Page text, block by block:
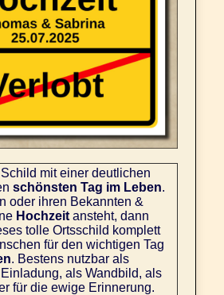
mit einer deutlichen
schönsten Tag im Leben.
oder ihren Bekannten &
Hochzeitansteht, dann
tolle Ortsschild komplett
für den wichtigen Tag
. Bestens nutzbar als
als Wandbild, als
für die ewige Erinnerung.